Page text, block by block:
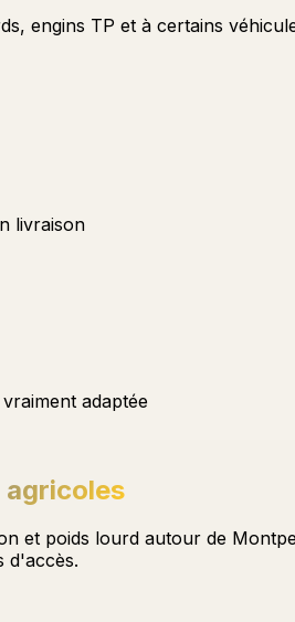
engins TP et à certains
livraison
adaptée
agricoles
et poids lourd autour de
d'accès.